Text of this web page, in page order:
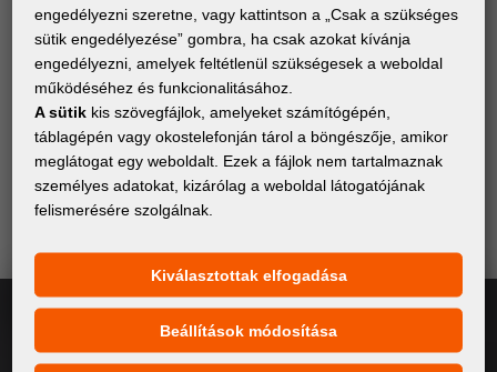
Iratkozz fel a hírlevélre!
Értesülj elsőként a digitális nyomtatás világának
legfrissebb eseményeiről és termékeiről. Ígérjük, nem
küldünk spamet – csak releváns és hasznos
információkat osztunk meg.
engedélyezni szeretne, vagy kattintson a „Csak a szükséges
sütik engedélyezése” gombra, ha csak azokat kívánja
engedélyezni, amelyek feltétlenül szükségesek a weboldal
működéséhez és funkcionalitásához.
A sütik kis szövegfájlok, amelyeket számítógépén,
táblagépén vagy okostelefonján tárol a böngészője, amikor
meglátogat egy weboldalt. Ezek a fájlok nem tartalmaznak
személyes adatokat, kizárólag a weboldal látogatójának
felismerésére szolgálnak.
Kiválasztottak elfogadása
Beállítások módosítása